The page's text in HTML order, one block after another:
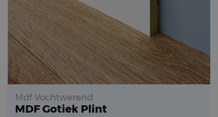
Mdf Vochtwerend
MDF Gotiek Plint